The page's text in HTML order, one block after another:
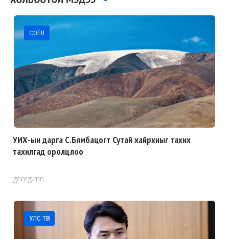
СОЁЛ
УИХ-ын дарга С.Бямбацогт Сутай хайрхныг тахих
тахилгад оролцлоо
gereg.mn
УЛС ТӨР